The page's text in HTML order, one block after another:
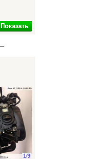
Показать
1/9